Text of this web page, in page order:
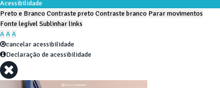
Acessibilidade
Preto e BrancoContraste pretoContraste branco Parar movimentos
Fonte legívelSublinhar links
AAA
cancelar acessibilidade
Declaração de acessibilidade